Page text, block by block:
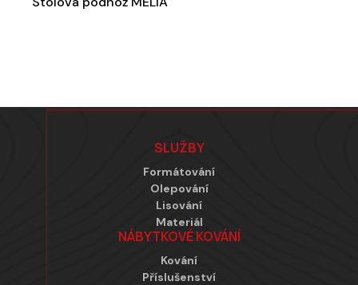
Zápatí
SLUŽBY
Formátování
Olepování
Lisování
Materiál
NÁBYTKOVÉ KOVÁNÍ
Kování
Příslušenství